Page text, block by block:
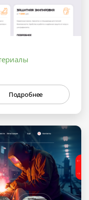
Подробнее